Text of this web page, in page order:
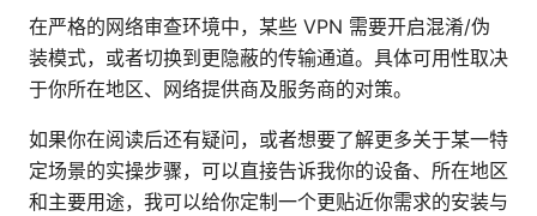
在严格的网络审查环境中，某些 VPN 需要开启混淆/伪
装模式，或者切换到更隐蔽的传输通道。具体可用性取决
于你所在地区、网络提供商及服务商的对策。
如果你在阅读后还有疑问，或者想要了解更多关于某一特
定场景的实操步骤，可以直接告诉我你的设备、所在地区
和主要用途，我可以给你定制一个更贴近你需求的安装与